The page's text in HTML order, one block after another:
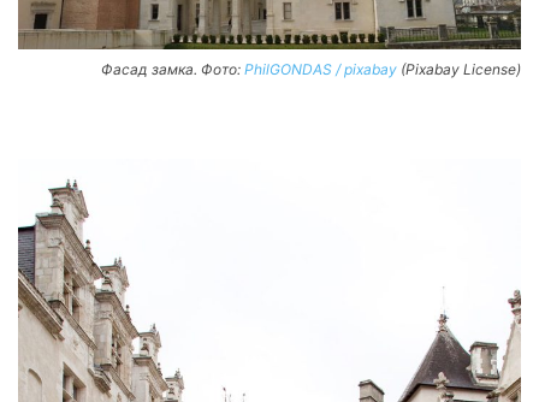
Фасад замка. Фото: PhilGONDAS / pixabay (Pixabay License)